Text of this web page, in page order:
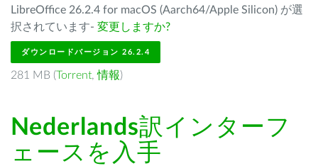
LibreOffice 26.2.4 for macOS (Aarch64/Apple Silicon) が選
択されています- 変更しますか?
ダウンロードバージョン 26.2.4
281 MB (Torrent,情報)
Nederlands訳インターフ
ェースを入手